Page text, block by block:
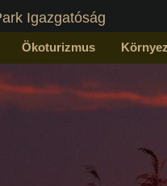
Igazgatóság
Ökoturizmus